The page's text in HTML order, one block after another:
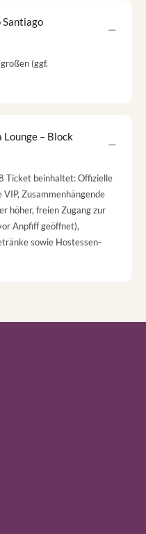
Santiago
(ggf.
– Block
Ticket beinhaltet: Offizielle
Zusammenhängende
höher, freien Zugang zur
Anpfiff geöffnet),
sowie Hostessen-